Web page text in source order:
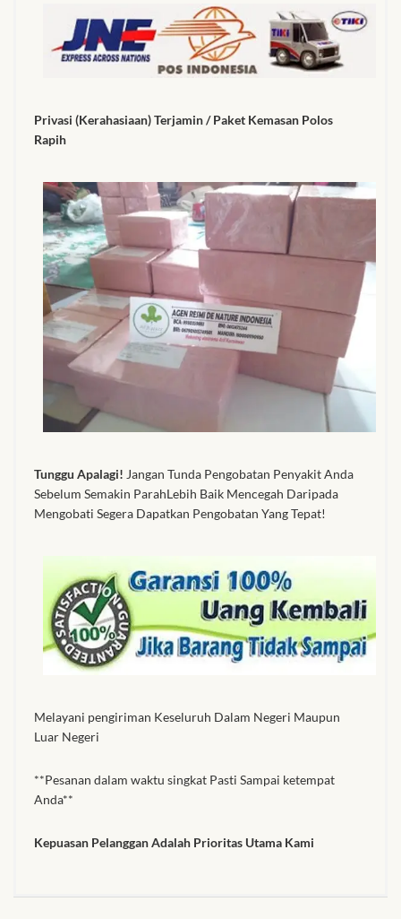
Privasi (Kerahasiaan) Terjamin / Paket Kemasan Polos
Rapih
Tunggu Apalagi! Jangan Tunda Pengobatan Penyakit Anda
Sebelum Semakin ParahLebih Baik Mencegah Daripada
Mengobati Segera Dapatkan Pengobatan Yang Tepat!
Melayani pengiriman Keseluruh Dalam Negeri Maupun
Luar Negeri
**Pesanan dalam waktu singkat Pasti Sampai ketempat
Anda**
Kepuasan Pelanggan Adalah Prioritas Utama Kami